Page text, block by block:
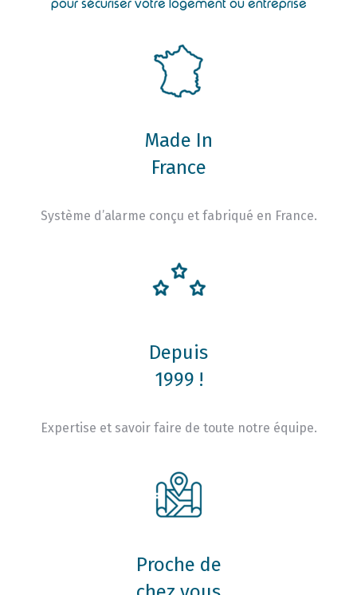
pour sécuriser votre logement ou entreprise
Made In
France
Système d’alarme conçu et fabriqué en France.
Depuis
1999 !
Expertise et savoir faire de toute notre équipe.
Proche de